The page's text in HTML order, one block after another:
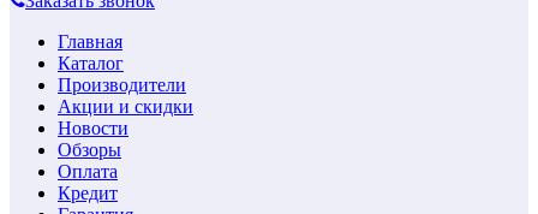
Главная
Каталог
Производители
Акции и скидки
Новости
Обзоры
Оплата
Кредит